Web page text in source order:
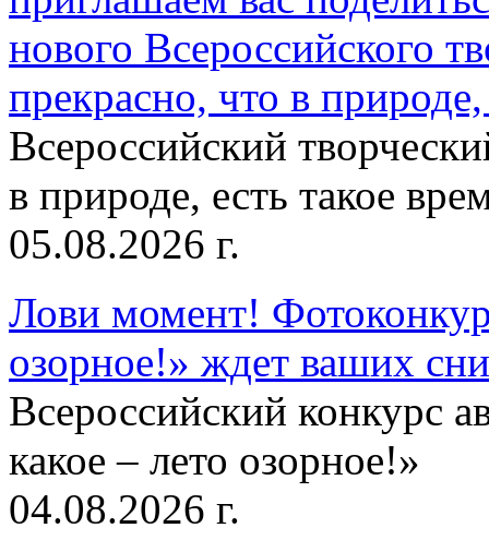
нового Всероссийского
прекрасно, что в
Всероссийский
в природе, есть такое
05.08.2026 г.
Лови момент!
озорное!» ждет ваших
Всероссийский конкурс
какое – лето озорное!»
04.08.2026 г.